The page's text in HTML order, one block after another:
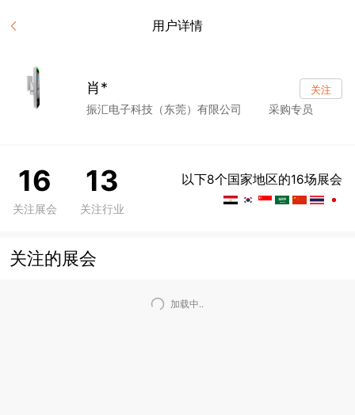
用户详情
肖*
振汇电子科技（东莞）有限公司 采购专员
关注
16
关注展会
13
关注行业
以下8个国家地区的16场展会
关注的展会
加载中..